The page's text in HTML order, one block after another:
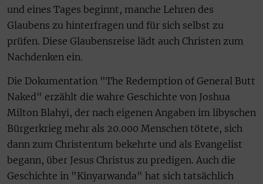
und eines Tages beginnt, manche Lehren des
Glaubens zu hinterfragen und für sich selbst zu
prüfen. Diese Glaubensreise lädt auch Christen zum
Nachdenken ein.
Die Dokumentation "The Redemption of General Butt
Naked" erzählt die wahre Geschichte von Joshua
Milton Blahyi, der nach eigenen Angaben im libyschen
Bürgerkrieg mehr als 20.000 Menschen tötete, sich
dann zum Christentum bekehrte und als Evangelist
begann, über Jesus Christus zu predigen. Auch die
Geschichte in "Kinyarwanda" hat sich tatsächlich